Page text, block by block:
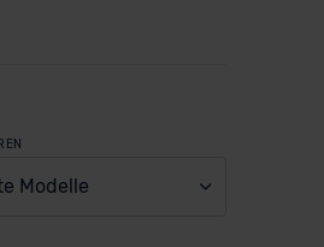
Modelle